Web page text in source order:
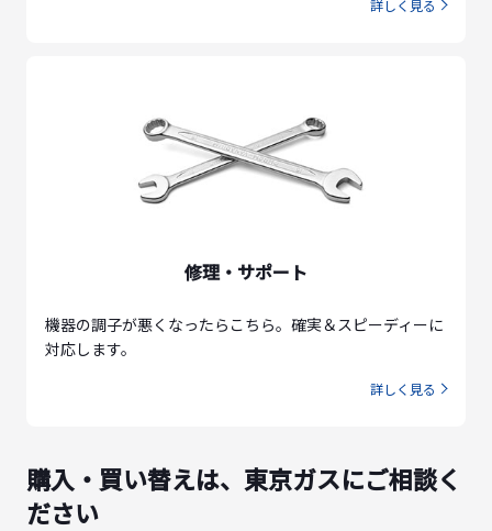
詳しく見る
修理・サポート
機器の調子が悪くなったらこちら。確実＆スピーディーに
対応します。
詳しく見る
購入・買い替えは、東京ガスにご相談く
ださい